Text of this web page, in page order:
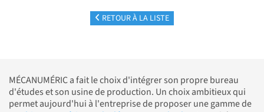
RETOUR À LA LISTE
MÉCANUMÉRIC a fait le choix d'intégrer son propre bureau
d'études et son usine de production. Un choix ambitieux qui
permet aujourd'hui à l'entreprise de proposer une gamme de